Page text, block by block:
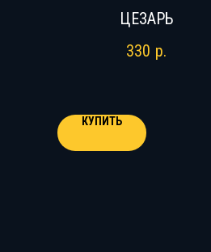
ЦЕЗАРЬ
330 р.
КУПИТЬ